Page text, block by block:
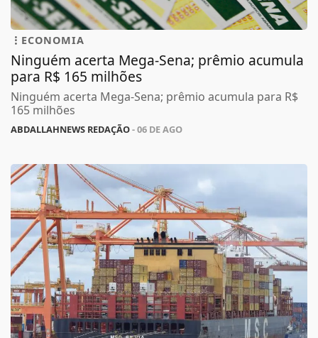
ECONOMIA
Ninguém acerta Mega-Sena; prêmio acumula
para R$ 165 milhões
Ninguém acerta Mega-Sena; prêmio acumula para R$
165 milhões
ABDALLAHNEWS REDAÇÃO- 06 DE AGO